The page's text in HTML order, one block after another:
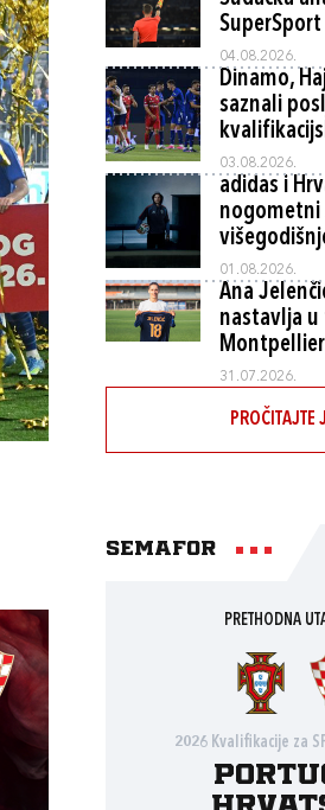
SuperSport
04.08.2026.
Dinamo,
saznali
03.08.2026.
adidas i
nogometni
01.08.2026.
Ana
nastavlja u
31.07.2026.
PROČITAJTE
Semafor
PRETHODNA
2026 Kvalifikacije za